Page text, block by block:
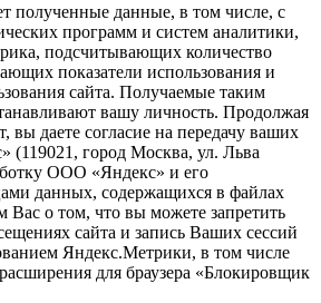
полученные данные, в том числе, с
программ и систем аналитики,
подсчитывающих количество
показатели использования и
сайта. Получаемые таким
вашу личность. Продолжая
вы даете согласие на передачу ваших
город Москва, ул. Льва
ООО «Яндекс» и его
данных, содержащихся в файлах
о том, что вы можете запретить
сайта и запись Ваших сессий
Яндекс.Метрики, в том числе
для браузера «Блокировщик